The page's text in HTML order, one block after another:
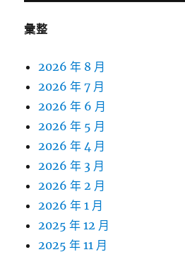
彙整
2026 年 8 月
2026 年 7 月
2026 年 6 月
2026 年 5 月
2026 年 4 月
2026 年 3 月
2026 年 2 月
2026 年 1 月
2025 年 12 月
2025 年 11 月